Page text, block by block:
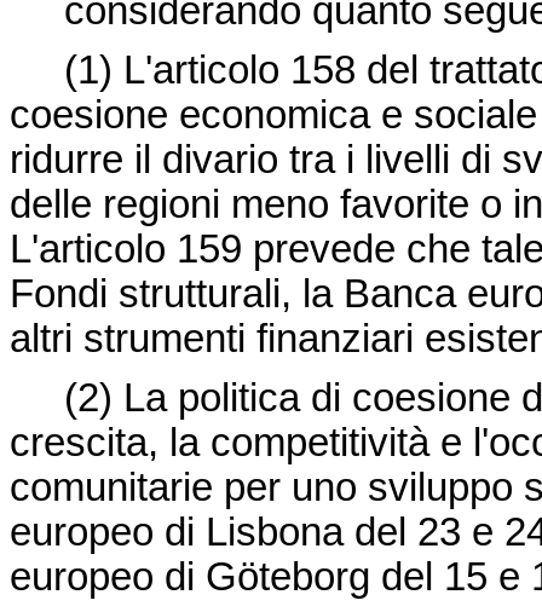
considerando quanto
(1) L'articolo 158 del
coesione economica e
ridurre il divario tra i livelli di
delle regioni meno favorite o
L'articolo 159 prevede che
Fondi strutturali, la Banca
altri strumenti finanziari
(2) La politica di coesione
crescita, la competitività e
comunitarie per uno sviluppo
europeo di Lisbona del 23 e
europeo di Göteborg del 15 e